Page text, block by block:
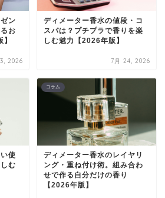
ン
お
2026
ディメーター香水の値段・コ
スパは？プチプラで香りを楽
しむ魅力【2026年版】
7月 24, 2026
使
む
コラム
ディメーター香水のレイヤリ
ング・重ね付け術。組み合わ
せで作る自分だけの香り
【2026年版】